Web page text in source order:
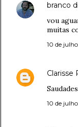
branco
vou
muitas
10 de
Clarisse
10 de